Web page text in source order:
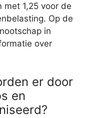
1,25 voor de
Op de
in
over
er door
en